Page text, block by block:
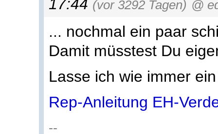
17:44 (vor 3292 Tagen) @
... nochmal ein paar
Damit müsstest Du
Lasse ich wie immer
Rep-Anleitung EH-
--